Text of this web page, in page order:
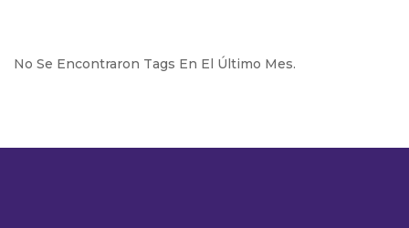
No Se Encontraron Tags En El Último Mes.